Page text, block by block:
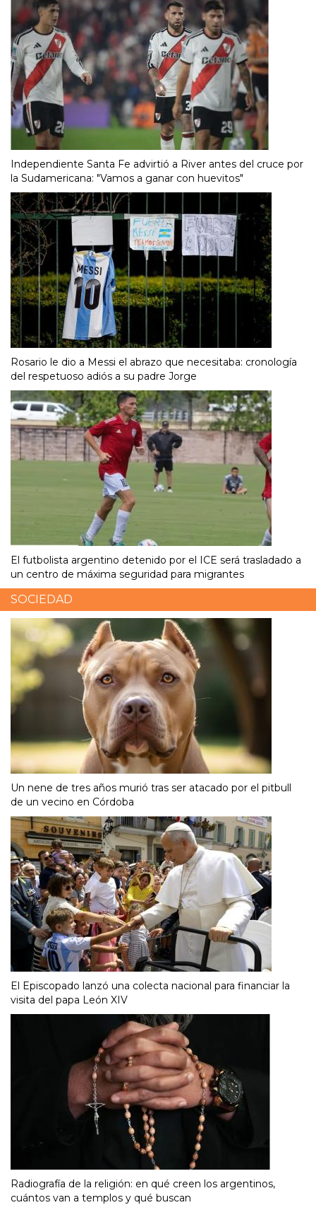
Independiente Santa Fe advirtió a River antes del cruce por
la Sudamericana: "Vamos a ganar con huevitos"
Rosario le dio a Messi el abrazo que necesitaba: cronología
del respetuoso adiós a su padre Jorge
El futbolista argentino detenido por el ICE será trasladado a
un centro de máxima seguridad para migrantes
SOCIEDAD
Un nene de tres años murió tras ser atacado por el pitbull
de un vecino en Córdoba
El Episcopado lanzó una colecta nacional para financiar la
visita del papa León XIV
Radiografía de la religión: en qué creen los argentinos,
cuántos van a templos y qué buscan